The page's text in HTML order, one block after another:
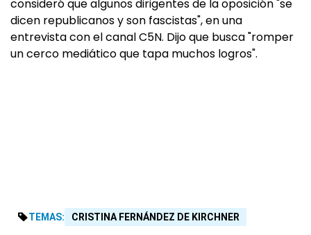
consideró que algunos dirigentes de la oposición "se
dicen republicanos y son fascistas", en una
entrevista con el canal C5N. Dijo que busca "romper
un cerco mediático que tapa muchos logros".
TEMAS: CRISTINA FERNÁNDEZ DE KIRCHNER